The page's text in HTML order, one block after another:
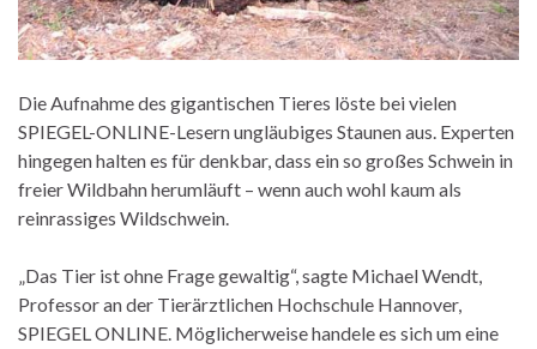
Die Aufnahme des gigantischen Tieres löste bei vielen
SPIEGEL-ONLINE-Lesern ungläubiges Staunen aus. Experten
hingegen halten es für denkbar, dass ein so großes Schwein in
freier Wildbahn herumläuft – wenn auch wohl kaum als
reinrassiges Wildschwein.
„Das Tier ist ohne Frage gewaltig“, sagte Michael Wendt,
Professor an der Tierärztlichen Hochschule Hannover,
SPIEGEL ONLINE. Möglicherweise handele es sich um eine